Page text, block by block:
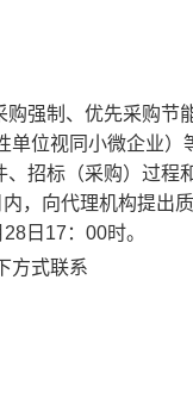
强制、优先采购
单位视同小微企业）
招标（采购）过
，向代理机构提出
日17：00时。
方式联系